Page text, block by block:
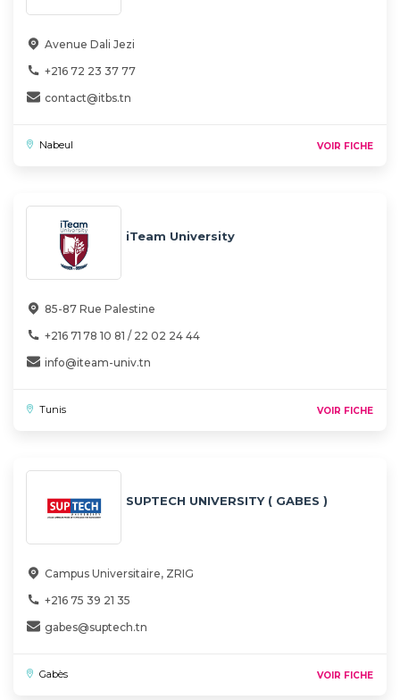
Avenue Dali Jezi
+216 72 23 37 77
contact@itbs.tn
Nabeul VOIR FICHE
iTeam University
85-87 Rue Palestine
+216 71 78 10 81 / 22 02 24 44
info@iteam-univ.tn
Tunis VOIR FICHE
SUPTECH UNIVERSITY ( GABES )
Campus Universitaire, ZRIG
+216 75 39 21 35
gabes@suptech.tn
Gabès VOIR FICHE